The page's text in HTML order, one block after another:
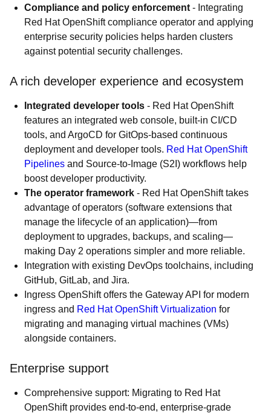
Compliance and policy enforcement - Integrating
Red Hat OpenShift compliance operator and applying
enterprise security policies helps harden clusters
against potential security challenges.
A rich developer experience and ecosystem
Integrated developer tools - Red Hat OpenShift
features an integrated web console, built-in CI/CD
tools, and ArgoCD for GitOps-based continuous
deployment and developer tools. Red Hat OpenShift
Pipelines and Source-to-Image (S2I) workflows help
boost developer productivity.
The operator framework - Red Hat OpenShift takes
advantage of operators (software extensions that
manage the lifecycle of an application)—from
deployment to upgrades, backups, and scaling—
making Day 2 operations simpler and more reliable.
Integration with existing DevOps toolchains, including
GitHub, GitLab, and Jira.
Ingress OpenShift offers the Gateway API for modern
ingress and Red Hat OpenShift Virtualization for
migrating and managing virtual machines (VMs)
alongside containers.
Enterprise support
Comprehensive support: Migrating to Red Hat
OpenShift provides end-to-end, enterprise-grade